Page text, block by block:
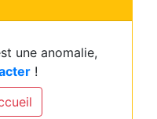
une anomalie,
!